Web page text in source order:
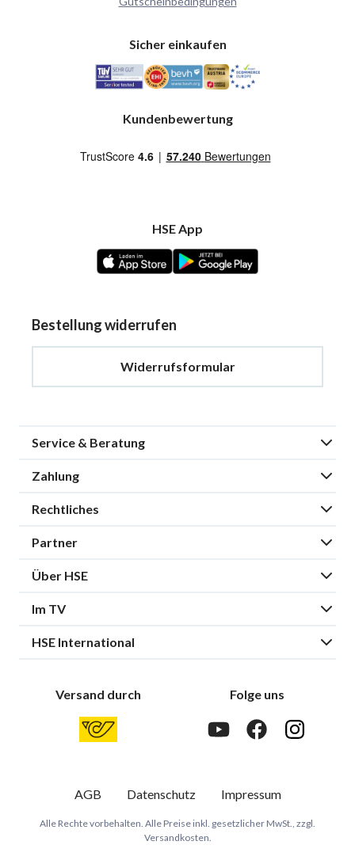
Sicher einkaufen
Kundenbewertung
HSE App
Bestellung widerrufen
Widerrufsformular
Service & Beratung
Zahlung
Rechtliches
Partner
Über HSE
Im TV
HSE International
Versand durch Folge uns
AGB Datenschutz Impressum
Alle Rechte vorbehalten. Alle Preise inkl. gesetzlicher MwSt., zzgl.
Versandkosten.